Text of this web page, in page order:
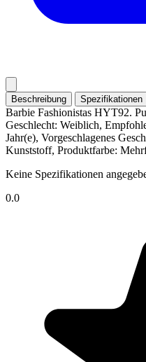
Beschreibung Spezifikationen
Barbie Fashionistas HYT92.
Geschlecht: Weiblich,
Jahr(e), Vorgeschlagenes
Kunststoff, Produktfarbe:
Keine Spezifikationen
0.0